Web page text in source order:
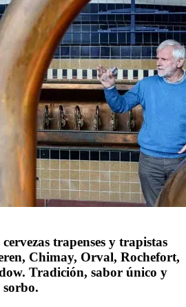
trapenses y trapistas
Chimay, Orval, Rochefort,
Tradición, sabor único y